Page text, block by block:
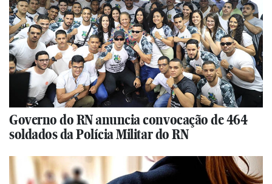
Governo do RN anuncia convocação de 464
soldados da Polícia Militar do RN